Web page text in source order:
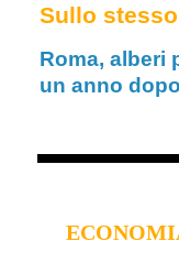
Sullo
Roma, alberi
un anno